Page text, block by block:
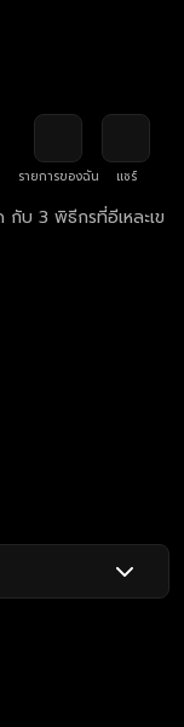
รายการของฉัน
แชร์
กับ 3 พิธีกรที่อีเหละเข